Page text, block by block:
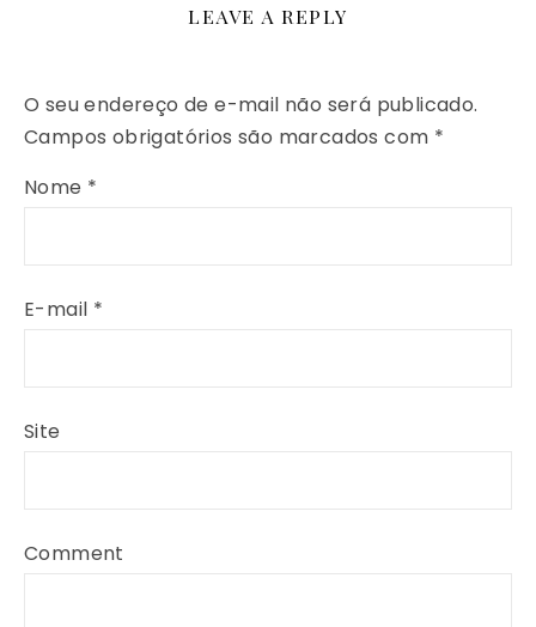
LEAVE A REPLY
O seu endereço de e-mail não será publicado.
Campos obrigatórios são marcados com *
Nome *
E-mail *
Site
Comment